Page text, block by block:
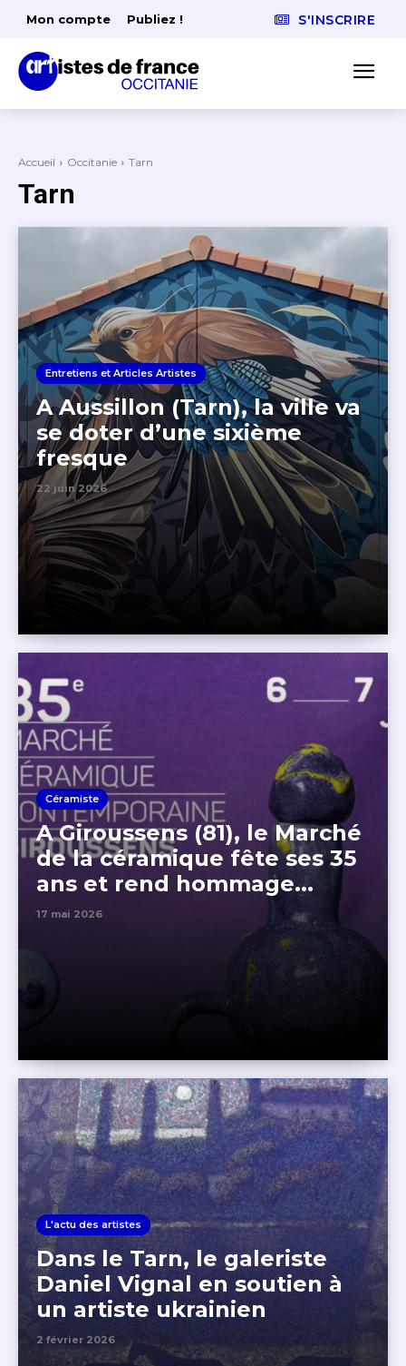
Mon compte Publiez ! S'INSCRIRE
Accueil Occitanie Tarn
Tarn
Entretiens et Articles Artistes
A Aussillon (Tarn), la ville va
se doter d’une sixième
fresque
22 juin 2026
Céramiste
A Giroussens (81), le Marché
de la céramique fête ses 35
ans et rend hommage...
17 mai 2026
L'actu des artistes
Dans le Tarn, le galeriste
Daniel Vignal en soutien à
un artiste ukrainien
2 février 2026